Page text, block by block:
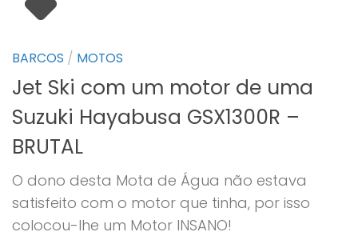
BARCOS / MOTOS
Jet Ski com um motor de uma
Suzuki Hayabusa GSX1300R –
BRUTAL
O dono desta Mota de Água não estava
satisfeito com o motor que tinha, por isso
colocou-lhe um Motor INSANO!